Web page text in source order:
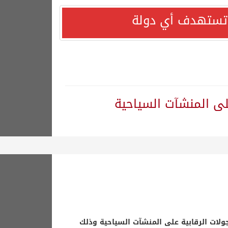
تستهدف أي دولة
المنشآت السياحية
الرقابية على المنشآت السياحية وذلك